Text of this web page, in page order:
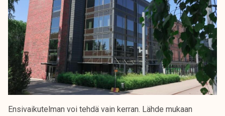
Ensivaikutelman voi tehdä vain kerran. Lähde mukaan